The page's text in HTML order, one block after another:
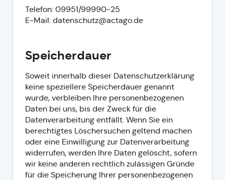
Telefon: 09951/99990-25
E-Mail: datenschutz@actago.de
Speicherdauer
Soweit innerhalb dieser Datenschutzerklärung
keine speziellere Speicherdauer genannt
wurde, verbleiben Ihre personenbezogenen
Daten bei uns, bis der Zweck für die
Datenverarbeitung entfällt. Wenn Sie ein
berechtigtes Löschersuchen geltend machen
oder eine Einwilligung zur Datenverarbeitung
widerrufen, werden Ihre Daten gelöscht, sofern
wir keine anderen rechtlich zulässigen Gründe
für die Speicherung Ihrer personenbezogenen